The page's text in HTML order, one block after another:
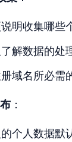
明收集哪些
解数据的处
域名所必需
：
个人数据默